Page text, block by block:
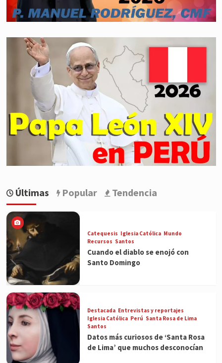
Últimas Popular Tendencia
Catequesis Iglesia Católica Mundo
Recursos Santos
Cuando el diablo se enojó con
Santo Domingo
Destacada Entrevistas y reportajes
Iglesia Católica Perú Santa Rosa de Lima
Santos
Datos más curiosos de ‘Santa Rosa
de Lima’ que muchos desconocían